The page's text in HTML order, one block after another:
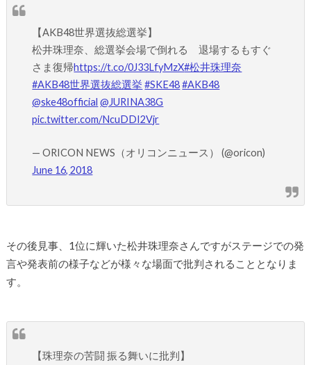
【AKB48世界選抜総選挙】
松井珠理奈、総選挙会場で倒れる 退場するもすぐ
さま復帰https://t.co/0J33LfyMzX#松井珠理奈
#AKB48世界選抜総選挙 #SKE48 #AKB48
@ske48official @JURINA38G
pic.twitter.com/NcuDDI2Vjr
— ORICON NEWS（オリコンニュース） (@oricon)
June 16, 2018
その後見事、1位に輝いた松井珠理奈さんですがステージでの発
言や発表前の様子などが様々な場面で批判されることとなりま
す。
【珠理奈の苦闘 振る舞いに批判】